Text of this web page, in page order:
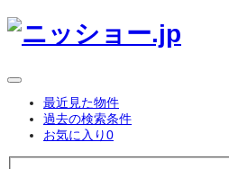
最近見た物件
過去の検索条件
お気に入り0